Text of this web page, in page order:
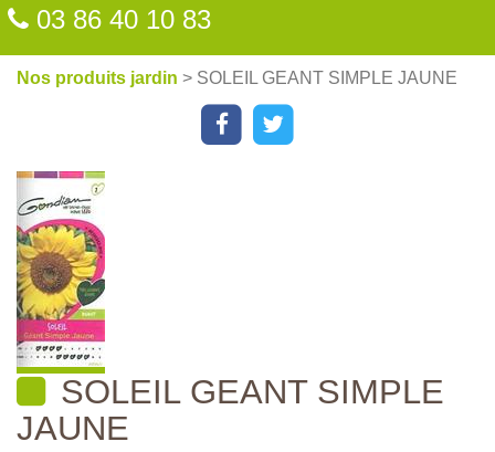
03 86 40 10 83
Nos produits jardin > SOLEIL GEANT SIMPLE JAUNE
SOLEIL GEANT SIMPLE
JAUNE